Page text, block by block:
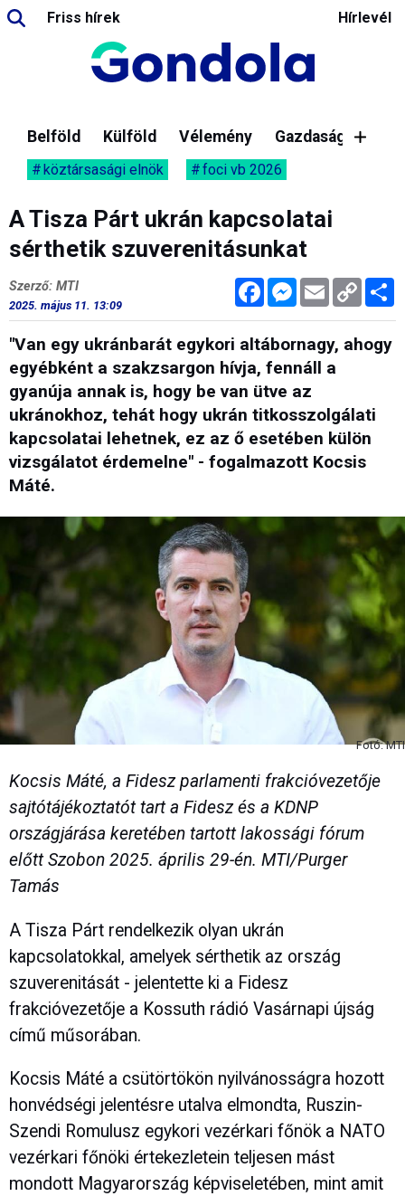
Friss hírek Hírlevél
Belföld Külföld Vélemény Gazdaság
köztársasági elnök foci vb 2026
A Tisza Párt ukrán kapcsolatai
sérthetik szuverenitásunkat
FacebookMessenger
Email Copy
Link
Szerző: MTI
2025. május 11. 13:09
"Van egy ukránbarát egykori altábornagy, ahogy
egyébként a szakzsargon hívja, fennáll a
gyanúja annak is, hogy be van ütve az
ukránokhoz, tehát hogy ukrán titkosszolgálati
kapcsolatai lehetnek, ez az ő esetében külön
vizsgálatot érdemelne" - fogalmazott Kocsis
Máté.
Fotó: MTI
Kocsis Máté, a Fidesz parlamenti frakcióvezetője
sajtótájékoztatót tart a Fidesz és a KDNP
országjárása keretében tartott lakossági fórum
előtt Szobon 2025. április 29-én. MTI/Purger
Tamás
A Tisza Párt rendelkezik olyan ukrán
kapcsolatokkal, amelyek sérthetik az ország
szuverenitását - jelentette ki a Fidesz
frakcióvezetője a Kossuth rádió Vasárnapi újság
című műsorában.
Kocsis Máté a csütörtökön nyilvánosságra hozott
honvédségi jelentésre utalva elmondta, Ruszin-
Szendi Romulusz egykori vezérkari főnök a NATO
vezérkari főnöki értekezletein teljesen mást
mondott Magyarország képviseletében, mint amit